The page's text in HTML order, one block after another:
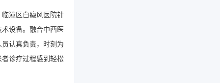
潼区白癜风医院针
设备。融合中西医
认真负责，时刻为
诊疗过程感到轻松